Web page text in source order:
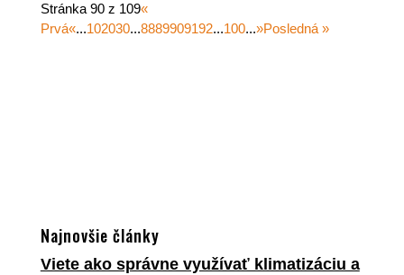
Stránka 90 z 109«
Prvá«...102030...8889909192...100...»Posledná »
Najnovšie články
Viete ako správne využívať klimatizáciu a